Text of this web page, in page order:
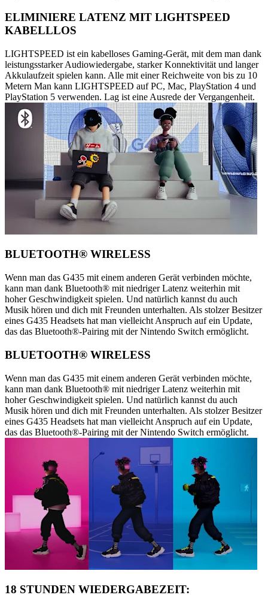
ELIMINIERE LATENZ MIT LIGHTSPEED
KABELLLOS
LIGHTSPEED ist ein kabelloses Gaming-Gerät, mit dem man dank
leistungsstarker Audiowiedergabe, starker Konnektivität und langer
Akkulaufzeit spielen kann. Alle mit einer Reichweite von bis zu 10
Metern Man kann LIGHTSPEED auf PC, Mac, PlayStation 4 und
PlayStation 5 verwenden. Lag ist eine Ausrede der Vergangenheit.
BLUETOOTH® WIRELESS
Wenn man das G435 mit einem anderen Gerät verbinden möchte,
kann man dank Bluetooth® mit niedriger Latenz weiterhin mit
hoher Geschwindigkeit spielen. Und natürlich kannst du auch
Musik hören und dich mit Freunden unterhalten. Als stolzer Besitzer
eines G435 Headsets hat man vielleicht Anspruch auf ein Update,
das das Bluetooth®-Pairing mit der Nintendo Switch ermöglicht.
BLUETOOTH® WIRELESS
Wenn man das G435 mit einem anderen Gerät verbinden möchte,
kann man dank Bluetooth® mit niedriger Latenz weiterhin mit
hoher Geschwindigkeit spielen. Und natürlich kannst du auch
Musik hören und dich mit Freunden unterhalten. Als stolzer Besitzer
eines G435 Headsets hat man vielleicht Anspruch auf ein Update,
das das Bluetooth®-Pairing mit der Nintendo Switch ermöglicht.
18 STUNDEN WIEDERGABEZEIT: